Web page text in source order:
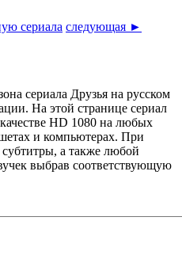
сериала следующая ►
сериала Друзья на русском
На этой странице сериал
HD 1080 на любых
и компьютерах. При
а также любой
выбрав соответствующую